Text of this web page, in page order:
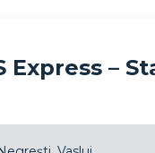
Express –